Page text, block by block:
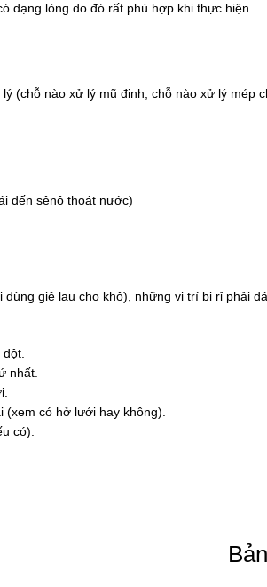
dạng lỏng do đó rất phù hợp khi thực hiện .
(chỗ nào xử lý mũ đinh, chỗ nào xử lý
đến sênô thoát nước)
giẻ lau cho khô), những vị trí bị rỉ phải
nhất.
có hở lưới hay không).
có).